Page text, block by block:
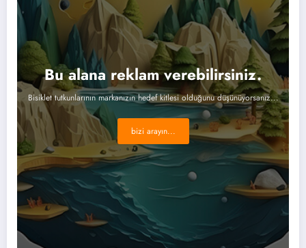
Bu alana reklam verebilirsiniz.
Bisiklet tutkunlarının markanızın hedef kitlesi olduğunu düşünüyorsanız...
bizi arayın...